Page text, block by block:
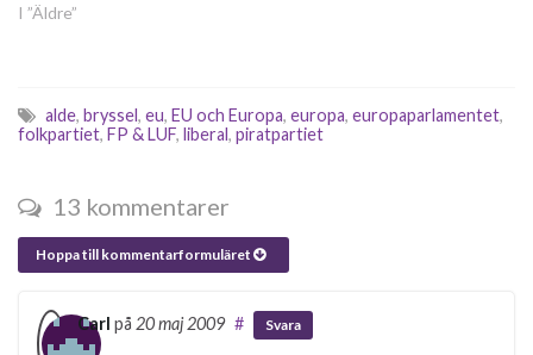
uppfattat detta. Enligt en
och…
I ”Äldre”
alde, bryssel, eu, EU och Europa, europa, europaparlamentet,
folkpartiet, FP & LUF, liberal, piratpartiet
13 kommentarer
Hoppa till kommentarformuläret
Carl på 20 maj 2009 # Svara